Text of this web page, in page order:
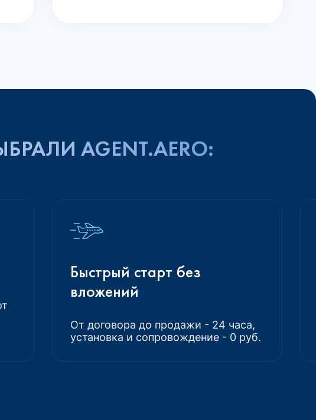
AGENT.AERO:
Быстрый старт без
вложений
От договора до продажи - 24 часа,
установка и сопровождение - 0 руб.